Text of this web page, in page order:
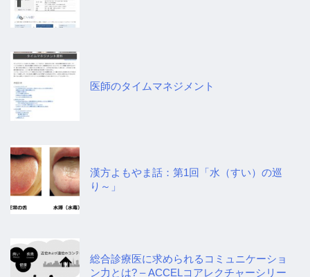
医師のタイムマネジメント
漢方よもやま話：第1回「水（すい）の巡
り～」
総合診療医に求められるコミュニケーショ
ン力とは? – ACCELコアレクチャーシリー